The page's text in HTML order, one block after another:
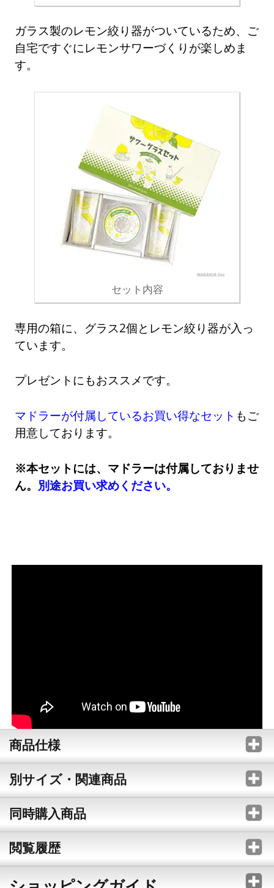
ガラス製のレモン絞り器がついているため、ご
自宅ですぐにレモンサワーづくりが楽しめま
す。
セット内容
専用の箱に、グラス2個とレモン絞り器が入っ
ています。
プレゼントにもおススメです。
マドラーが付属しているお買い得なセット もご
用意しております。
※本セットには、マドラーは付属しておりませ
ん。 別途お買い求めください。
商品仕様
別サイズ・関連商品
同時購入商品
閲覧履歴